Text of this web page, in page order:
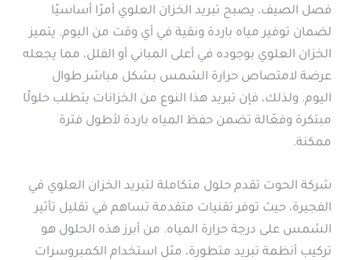
فصل الصيف، يصبح تبريد الخزان العلوي أمرًا أساسيًا
لضمان توفير مياه باردة ونقية في أي وقت من اليوم. يتميز
الخزان العلوي بوجوده في أعلى المباني أو الفلل، مما يجعله
عرضة لامتصاص حرارة الشمس بشكل مباشر طوال
اليوم. ولذلك، فإن تبريد هذا النوع من الخزانات يتطلب حلولًا
مبتكرة وفعّالة تضمن حفظ المياه باردة لأطول فترة
ممكنة.
شركة الحوت تقدم حلول متكاملة لتبريد الخزان العلوي في
الفجيرة، حيث توفر تقنيات متقدمة تساهم في تقليل تأثير
الشمس على درجة حرارة المياه. من أبرز هذه الحلول هو
تركيب أنظمة تبريد متطورة، مثل استخدام الكمبروسرات